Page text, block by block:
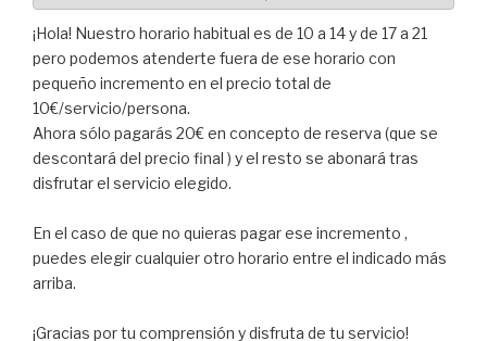
¡Hola! Nuestro horario habitual es de 10 a 14 y de 17 a 21
pero podemos atenderte fuera de ese horario con
pequeño incremento en el precio total de
10€/servicio/persona.
Ahora sólo pagarás 20€ en concepto de reserva (que se
descontará del precio final ) y el resto se abonará tras
disfrutar el servicio elegido.
En el caso de que no quieras pagar ese incremento ,
puedes elegir cualquier otro horario entre el indicado más
arriba.
¡Gracias por tu comprensión y disfruta de tu servicio!